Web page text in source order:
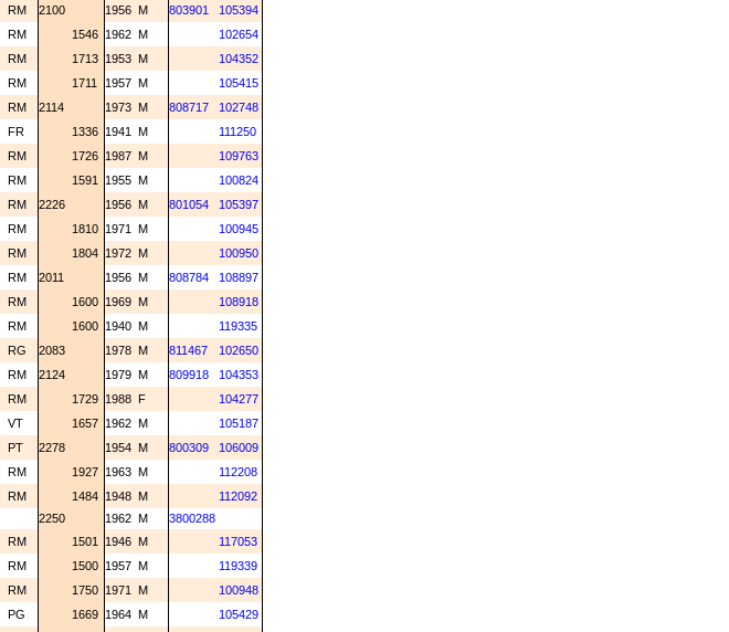
RM 2100 1956 M 803901
105394
RM 1546 1962 M
102654
RM 1713 1953 M
104352
RM 1711 1957 M
105415
RM 2114 1973 M 808717
102748
FR 1336 1941 M
111250
RM 1726 1987 M
109763
RM 1591 1955 M
100824
RM 2226 1956 M 801054
105397
RM 1810 1971 M
100945
RM 1804 1972 M
100950
RM 2011 1956 M 808784
108897
RM 1600 1969 M
108918
RM 1600 1940 M
119335
RG 2083 1978 M 811467
102650
RM 2124 1979 M 809918
104353
RM 1729 1988 F
104277
VT 1657 1962 M
105187
PT 2278 1954 M 800309
106009
RM 1927 1963 M
112208
RM 1484 1948 M
112092
2250 1962 M
3800288
RM 1501 1946 M
117053
RM 1500 1957 M
119339
RM 1750 1971 M
100948
PG 1669 1964 M 105429